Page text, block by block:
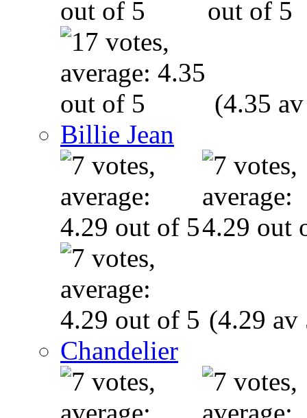
(4.35
Billie Jean
(4.29 av
Chandelier